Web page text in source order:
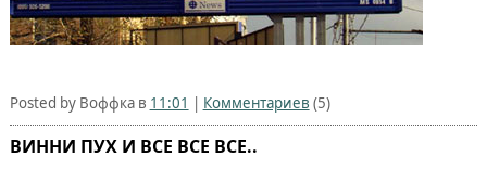
Posted by Воффка в 11:01 | Комментариев (5)
ВИННИ ПУХ И ВСЕ ВСЕ ВСЕ..